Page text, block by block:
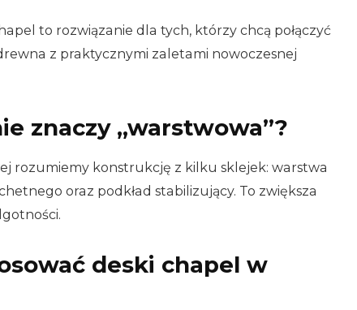
to rozwiązanie dla tych, którzy chcą połączyć
z praktycznymi zaletami nowoczesnej
znaczy „warstwowa”?
rozumiemy konstrukcję z kilku sklejek: warstwa
oraz podkład stabilizujący. To zwiększa
deski chapel w